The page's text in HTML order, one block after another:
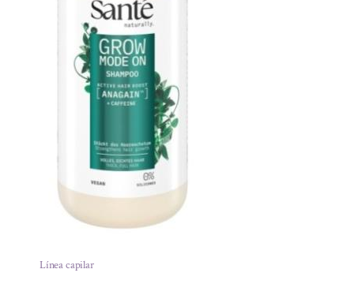
Línea capilar